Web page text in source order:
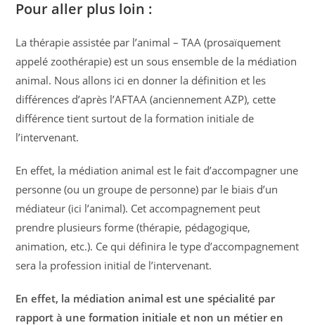
Pour aller plus loin :
La thérapie assistée par l’animal – TAA (prosaïquement
appelé zoothérapie) est un sous ensemble de la médiation
animal. Nous allons ici en donner la définition et les
différences d’après l’AFTAA (anciennement AZP), cette
différence tient surtout de la formation initiale de
l’intervenant.
En effet, la médiation animal est le fait d’accompagner une
personne (ou un groupe de personne) par le biais d’un
médiateur (ici l’animal). Cet accompagnement peut
prendre plusieurs forme (thérapie, pédagogique,
animation, etc.). Ce qui définira le type d’accompagnement
sera la profession initial de l’intervenant.
En effet, la médiation animal est une spécialité par
rapport à une formation initiale et non un métier en